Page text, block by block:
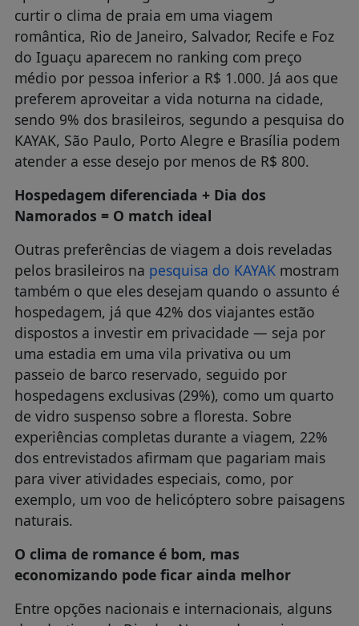
curtir o clima de praia em uma viagem
romântica, Rio de Janeiro, Salvador, Recife e Foz
do Iguaçu aparecem no ranking com preço
médio por pessoa inferior a R$ 1.000. Já aos que
preferem aproveitar a vida noturna na cidade,
sendo 9% dos brasileiros, segundo a pesquisa do
KAYAK, São Paulo, Porto Alegre e Brasília podem
atender a esse desejo por menos de R$ 800.
Hospedagem diferenciada + Dia dos
Namorados = O match ideal
Outras preferências de viagem a dois reveladas
pelos brasileiros na pesquisa do KAYAKmostram
também o que eles desejam quando o assunto é
hospedagem, já que 42% dos viajantes estão
dispostos a investir em privacidade — seja por
uma estadia em uma vila privativa ou um
passeio de barco reservado, seguido por
hospedagens exclusivas (29%), como um quarto
de vidro suspenso sobre a floresta. Sobre
experiências completas durante a viagem, 22%
dos entrevistados afirmam que pagariam mais
para viver atividades especiais, como, por
exemplo, um voo de helicóptero sobre paisagens
naturais.
O clima de romance é bom, mas
economizando pode ficar ainda melhor
Entre opções nacionais e internacionais, alguns